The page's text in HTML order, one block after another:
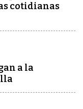
cotidianas
a la